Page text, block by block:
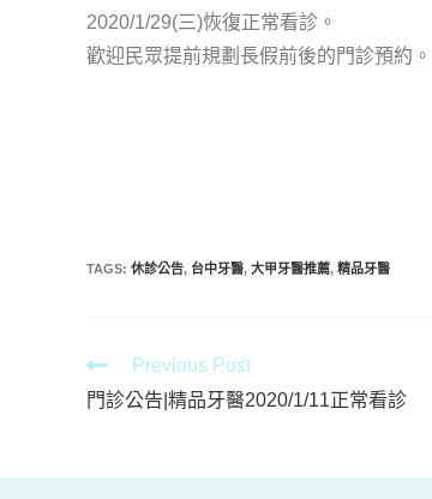
2020/1/29(三)恢復正常看診。
歡迎民眾提前規劃長假前後的門診預約。
TAGS: 休診公告, 台中牙醫, 大甲牙醫推薦, 精品牙醫
Previous Post
門診公告|精品牙醫2020/1/11正常看診